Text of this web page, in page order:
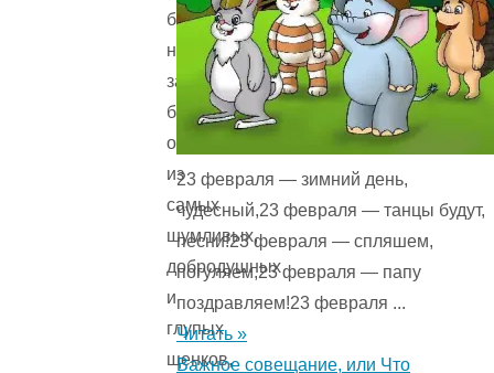
быстротой,
но
зато
был
одним
из
самых
шумливых,
добродушных
и
глупых
щенков,
23 февраля — зимний день,
чудесный,23 февраля — танцы будут,
песни!23 февраля — спляшем,
погуляем,23 февраля — папу
поздравляем!23 февраля ...
Читать »
Важное совещание, или Что